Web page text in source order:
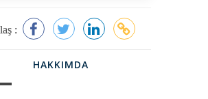
:
HAKKIMDA